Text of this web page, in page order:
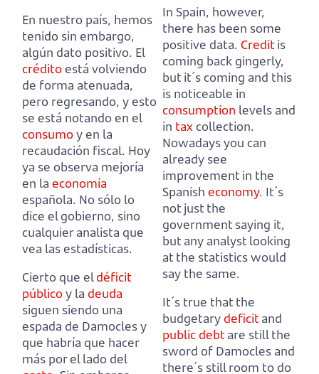
En nuestro país, hemos
tenido sin embargo,
algún dato positivo. El
créditoestá volviendo
de forma atenuada,
pero regresando, y esto
se está notando en el
consumoy en la
recaudación fiscal. Hoy
ya se observa mejoría
en la economía
española. No sólo lo
dice el gobierno, sino
cualquier analista que
vea las estadísticas.
Cierto que eldéficit
públicoy la deuda
siguen siendo una
espada de Damocles y
que habría que hacer
más por el lado del
In Spain, however,
there has been some
positive data. Credit is
coming back gingerly,
but it´s coming and this
is noticeable in
consumption levels and
in tax collection.
Nowadays you can
already see
improvement in the
Spanish economy. It´s
not just the
government saying it,
but any analyst looking
at the statistics would
say the same.
It´s true that the
budgetary deficit and
public debt are still the
sword of Damocles and
there´s still room to do